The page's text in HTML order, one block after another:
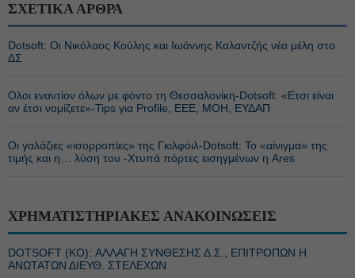
ΣΧΕΤΙΚΑ ΑΡΘΡΑ
Dotsoft: Οι Νικόλαος Κούλης και Ιωάννης Καλαντζής νέα μέλη στο
ΔΣ
Ολοι εναντίον όλων με φόντο τη Θεσσαλονίκη-Dotsoft: «Ετσι είναι
αν έτσι νομίζετε»-Tips για Profile, EEE, ΜΟΗ, ΕΥΔΑΠ
Οι γαλάζιες «ισορροπίες» της Γκιλφόιλ-Dotsoft: Το «αίνιγμα» της
τιμής και η… λύση του -Χτυπά πόρτες εισηγμένων η Ares
ΧΡΗΜΑΤΙΣΤΗΡΙΑΚΕΣ ΑΝΑΚΟΙΝΩΣΕΙΣ
DOTSOFT (ΚΟ): ΑΛΛΑΓΗ ΣΥΝΘΕΣΗΣ Δ.Σ., ΕΠΙΤΡΟΠΩΝ Η
ΑΝΩΤΑΤΩΝ ΔΙΕΥΘ. ΣΤΕΛΕΧΩΝ